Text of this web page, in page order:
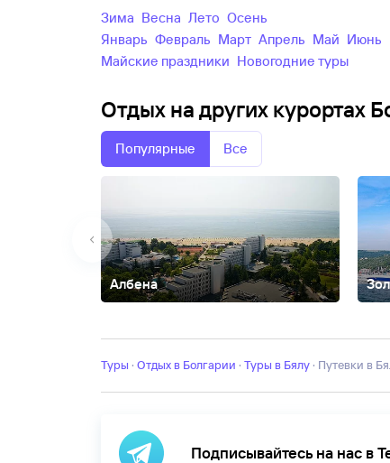
зима весна лето
осень
Январь
Февраль Март Апрель Май Июнь
майские праздники
новогодние туры
Отдых на других курортах
Популярные Все
Албена
Туры · Отдых в Болгарии · Туры в Бялу · Путевки в
Подписывайтесь на нас в